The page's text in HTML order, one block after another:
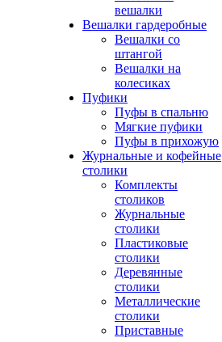
вешалки
Вешалки гардеробные
Вешалки со
штангой
Вешалки на
колесиках
Пуфики
Пуфы в спальню
Мягкие пуфики
Пуфы в прихожую
Журнальные и кофейные
столики
Комплекты
столиков
Журнальные
столики
Пластиковые
столики
Деревянные
столики
Металлические
столики
Приставные